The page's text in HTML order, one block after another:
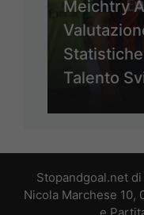
Meichtry
Talento
Stopandgoal.net
Nicola Marchese 10,